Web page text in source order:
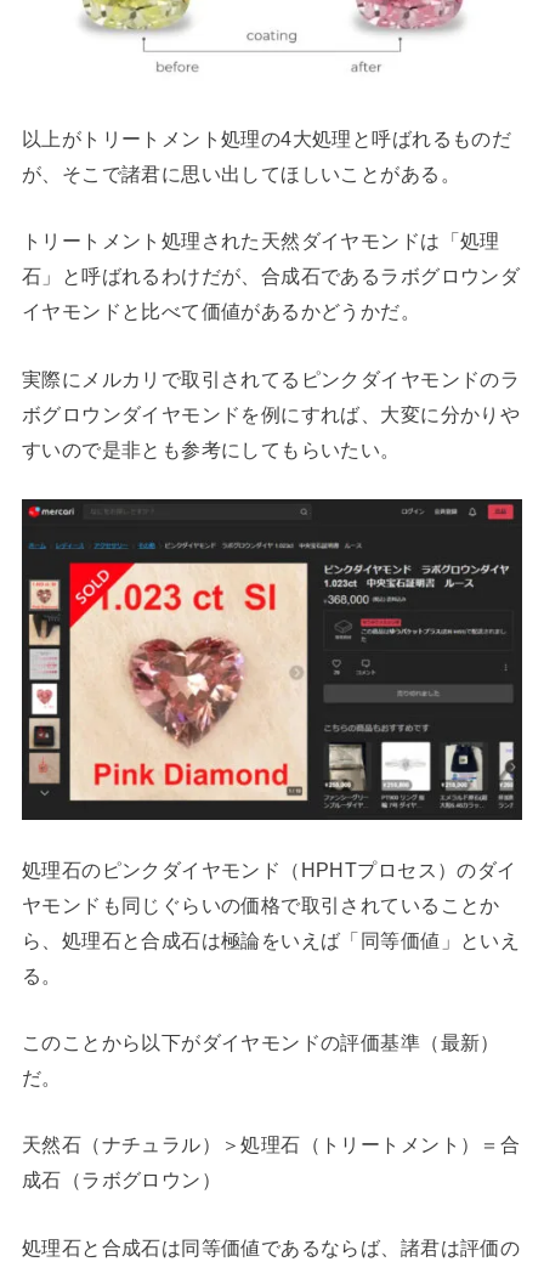
以上がトリートメント処理の4大処理と呼ばれるものだ
が、そこで諸君に思い出してほしいことがある。
トリートメント処理された天然ダイヤモンドは「処理
石」と呼ばれるわけだが、合成石であるラボグロウンダ
イヤモンドと比べて価値があるかどうかだ。
実際にメルカリで取引されてるピンクダイヤモンドのラ
ボグロウンダイヤモンドを例にすれば、大変に分かりや
すいので是非とも参考にしてもらいたい。
処理石のピンクダイヤモンド（HPHTプロセス）のダイ
ヤモンドも同じぐらいの価格で取引されていることか
ら、処理石と合成石は極論をいえば「同等価値」といえ
る。
このことから以下がダイヤモンドの評価基準（最新）
だ。
天然石（ナチュラル）＞処理石（トリートメント）＝合
成石（ラボグロウン）
処理石と合成石は同等価値であるならば、諸君は評価の